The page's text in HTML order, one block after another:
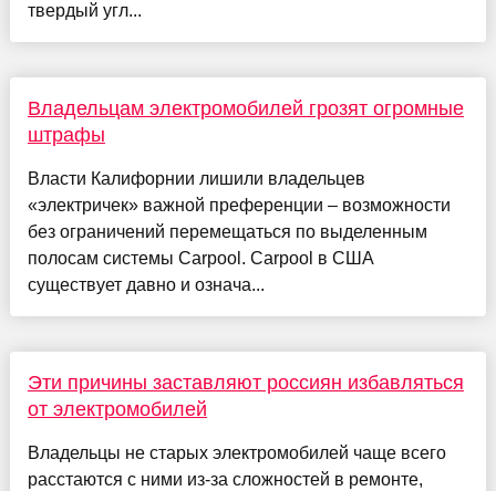
твердый угл...
Владельцам электромобилей грозят огромные
штрафы
Власти Калифорнии лишили владельцев
«электричек» важной преференции – возможности
без ограничений перемещаться по выделенным
полосам системы Carpool. Carpool в США
существует давно и означа...
Эти причины заставляют россиян избавляться
от электромобилей
Владельцы не старых электромобилей чаще всего
расстаются с ними из-за сложностей в ремонте,